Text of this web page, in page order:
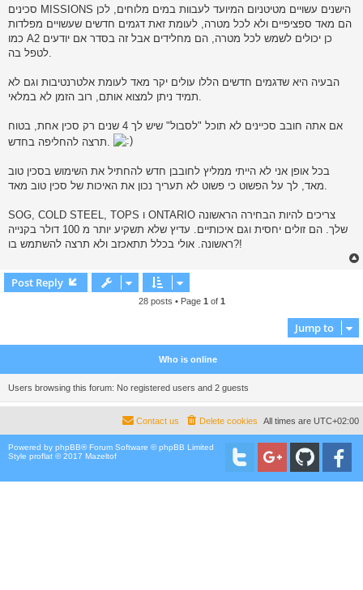
t
סכינים MISSIONS הישנים עשויים מטיטניום המיועד לעבוות במים מלוחים, לכן
הם מאד ספציפיים ולא לכל מטרה, לעומת זאת דגמים חדשים שעשויים מפלדות
כמו A2 כן יכולים לשמש לכל מטרה, הם מחלידים אבל זה בסדר אם יודעים
לטפל בה.
הבעיה היא שדגמים חדשים הללו עולים יקר מאד לעומת אלטרנטיבות וגם לא
תמיד ניתן למצוא אותם, רוב הזמן לא במלאי.
אם אתה חובב סכיינים לא תוכל "לסבול" שיש לך 4 שנים רק סכין אחת, בטוח
תרצה להחליפה בחדש.
בכל אופן אני לא הייתי ממליץ לחובבן חדש להחתיל את השימוש בסכין טוב
מאד, לך על הפשוט כי פשוט לא תעריך נכון את האיכות של סכין טוב מאד.
SOG, COLD STEEL, TOPS ו ONTARIO צריכים להיות הבחירה הראשונה
שלך. הם זולים יחסית וגם איכותיים. עדיץ שלא תשקיע יותר מ 100 דולר בקנייה
ראשונה. אולי בכלל תתאכזב ולא תרצה להשתמש בו?!
Post Reply
28 posts • Page 1 of 1
Jump to
Who is online
Users browsing this forum: No registered users and 2 guests
All times are UTC+02:00
Delete cookies
Contact us
Powered by phpBB® Forum Software © phpBB Limited
Style proflat © 2017 Mazeltof